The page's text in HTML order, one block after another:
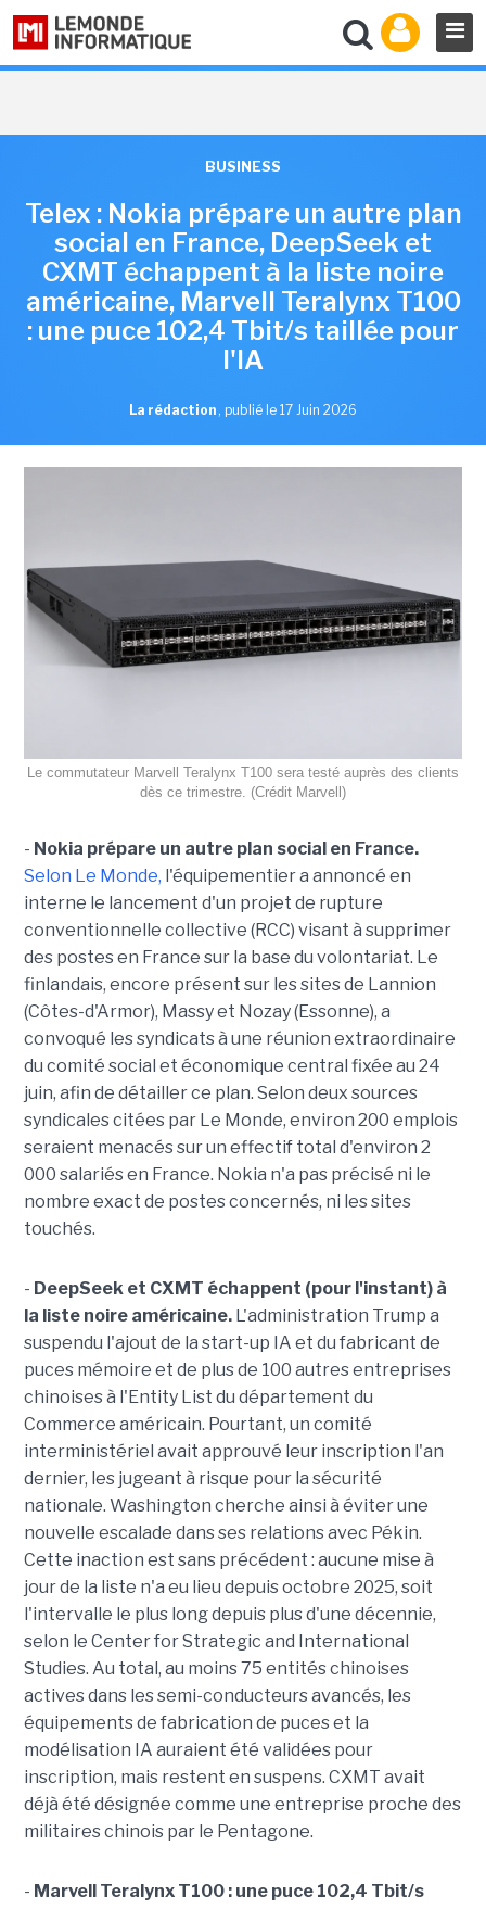
BUSINESS
Telex : Nokia prépare un autre plan
social en France, DeepSeek et
CXMT échappent à la liste noire
américaine, Marvell Teralynx T100
: une puce 102,4 Tbit/s taillée pour
l'IA
La rédaction , publié le 17 Juin 2026
Le commutateur Marvell Teralynx T100 sera testé auprès des clients
dès ce trimestre. (Crédit Marvell)
- Nokia prépare un autre plan social en France.
Selon Le Monde, l'équipementier a annoncé en
interne le lancement d'un projet de rupture
conventionnelle collective (RCC) visant à supprimer
des postes en France sur la base du volontariat. Le
finlandais, encore présent sur les sites de Lannion
(Côtes-d'Armor), Massy et Nozay (Essonne), a
convoqué les syndicats à une réunion extraordinaire
du comité social et économique central fixée au 24
juin, afin de détailler ce plan. Selon deux sources
syndicales citées par Le Monde, environ 200 emplois
seraient menacés sur un effectif total d'environ 2
000 salariés en France. Nokia n'a pas précisé ni le
nombre exact de postes concernés, ni les sites
touchés.
- DeepSeek et CXMT échappent (pour l'instant) à
la liste noire américaine. L'administration Trump a
suspendu l'ajout de la start-up IA et du fabricant de
puces mémoire et de plus de 100 autres entreprises
chinoises à l'Entity List du département du
Commerce américain. Pourtant, un comité
interministériel avait approuvé leur inscription l'an
dernier, les jugeant à risque pour la sécurité
nationale. Washington cherche ainsi à éviter une
nouvelle escalade dans ses relations avec Pékin.
Cette inaction est sans précédent : aucune mise à
jour de la liste n'a eu lieu depuis octobre 2025, soit
l'intervalle le plus long depuis plus d'une décennie,
selon le Center for Strategic and International
Studies. Au total, au moins 75 entités chinoises
actives dans les semi-conducteurs avancés, les
équipements de fabrication de puces et la
modélisation IA auraient été validées pour
inscription, mais restent en suspens. CXMT avait
déjà été désignée comme une entreprise proche des
militaires chinois par le Pentagone.
- Marvell Teralynx T100 : une puce 102,4 Tbit/s